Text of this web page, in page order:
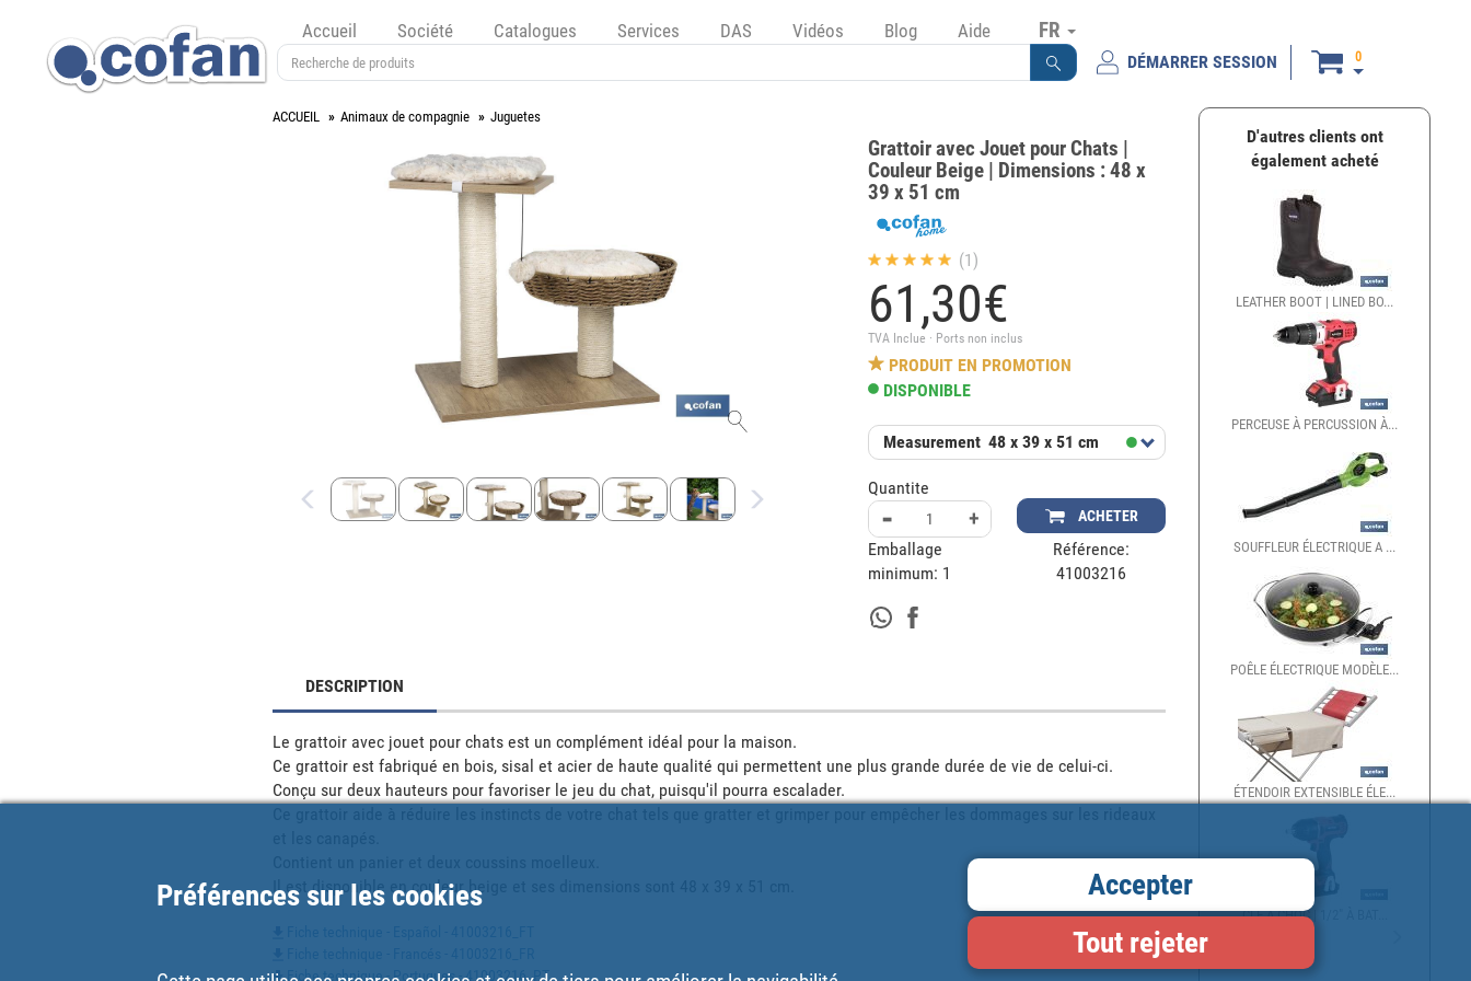
FR
Accueil Société Catalogues Services DAS Vidéos Blog Aide
DÉMARRER SESSION 0
ACCUEIL Animaux de compagnie Juguetes
Grattoir avec Jouet pour Chats |
Couleur Beige | Dimensions : 48 x
39 x 51 cm
(1)
61,30€
TVA Inclue · Ports non inclus
PRODUIT EN PROMOTION
DISPONIBLE
Measurement 48 x 39 x 51 cm
Quantite
- + ACHETER
Emballage
minimum: 1
Référence:
41003216
DESCRIPTION
Le grattoir avec jouet pour chats est un complément idéal pour la maison.
Ce grattoir est fabriqué en bois, sisal et acier de haute qualité qui permettent une plus grande durée de vie de celui-ci.
Conçu sur deux hauteurs pour favoriser le jeu du chat, puisqu'il pourra escalader.
Il est disponible en couleur beige et ses dimensions sont 48 x 39 x 51 cm.
Fiche technique - Portugues - 41003216_PT
D'autres clients ont
également acheté
LEATHER BOOT | LINED BO...
PERCEUSE À PERCUSSION À...
SOUFFLEUR ÉLECTRIQUE A ...
POÊLE ÉLECTRIQUE MODÈLE...
ÉTENDOIR EXTENSIBLE ÉLE...
CLÉ À CHOC | 1/2" À BAT...
ENROULEUR
GRILLE-PAIN
GRILLE-PAIN
SÉCATEURS
COUSSIN
Préférences sur les cookies
Accepter
Tout rejeter